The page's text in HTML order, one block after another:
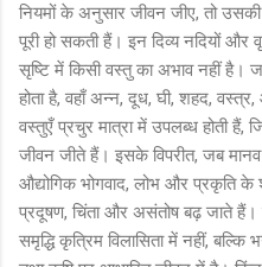
नियमों के अनुसार जीवन जीए, तो
पूरी हो सकती हैं। इन दिव्य नदियों और
सृष्टि में किसी वस्तु का अभाव नहीं है।
होता है, वहाँ अन्न, दूध, घी, शहद,
वस्तुएँ प्रचुर मात्रा में उपलब्ध होती हैं,
जीवन जीते हैं। इसके विपरीत, जब
औद्योगिक भोगवाद, लोभ और प्रकृति के
प्रदूषण, चिंता और असंतोष बढ़ जाते हैं।
समृद्धि कृत्रिम विलासिता में नहीं, बल्कि